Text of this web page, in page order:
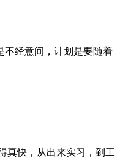
不经意间，计划是要随着
真快，从出来实习，到工